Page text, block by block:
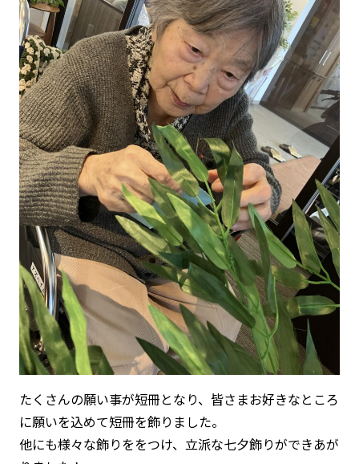
たくさんの願い事が短冊となり、皆さまお好きなところ
に願いを込めて短冊を飾りました。
他にも様々な飾りををつけ、立派な七夕飾りができあが